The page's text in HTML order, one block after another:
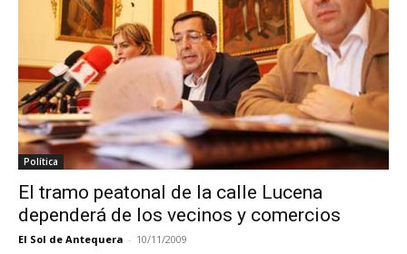
Política
El tramo peatonal de la calle Lucena
dependerá de los vecinos y comercios
El Sol de Antequera - 10/11/2009